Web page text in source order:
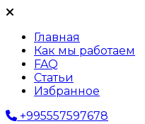
Главная
Как мы работаем
FAQ
Статьи
Избранное
+995557597678